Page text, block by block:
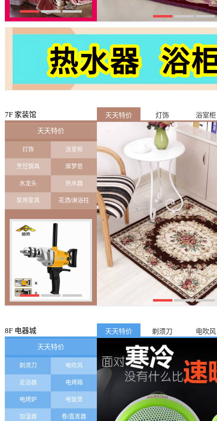
7F 家装馆 天天特价 灯饰 浴室柜
天天特价
灯饰 浴室柜
烹饪锅具 席梦思
水龙头 热水器
家用家具 花洒/淋浴柱
8F 电器城 天天特价 剃须刀 电吹风
天天特价
剃须刀 电吹风
足浴器 电烤箱
电烤炉 电饭煲
加湿器 卷/直发器